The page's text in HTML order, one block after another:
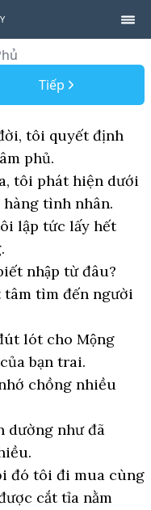
Tiếp
tôi quyết định
phủ.
tôi phát hiện dưới
tình nhân.
lập tức lấy hết
nhập từ đâu?
tìm đến người
lót cho Mộng
bạn trai.
chồng nhiều
dường như đã
đó tôi đi mua cùng
cắt tỉa nằm